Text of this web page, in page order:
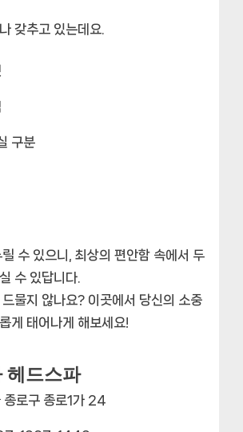
갖추고 있는데요.
구분
수 있으니, 최상의 편안함 속에서 두
수 있답니다.
물지 않나요? 이곳에서 당신의 소중
게 태어나게 해보세요!
헤드스파
종로구 종로1가 24